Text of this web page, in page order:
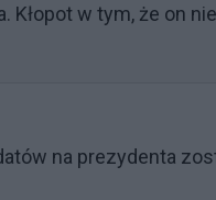
Kłopot w tym, że on nie
na prezydenta